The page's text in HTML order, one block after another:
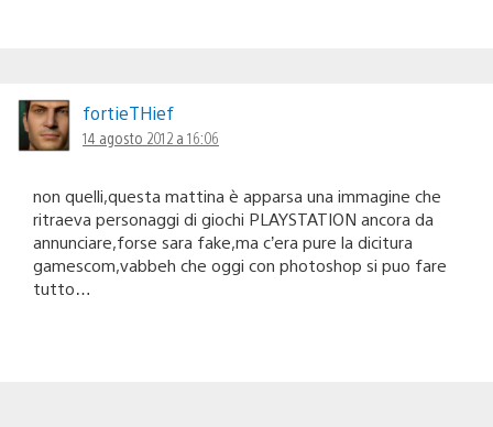
fortieTHief
14 agosto 2012 a 16:06
non quelli,questa mattina è apparsa una immagine che
ritraeva personaggi di giochi PLAYSTATION ancora da
annunciare,forse sara fake,ma c’era pure la dicitura
gamescom,vabbeh che oggi con photoshop si puo fare
tutto…